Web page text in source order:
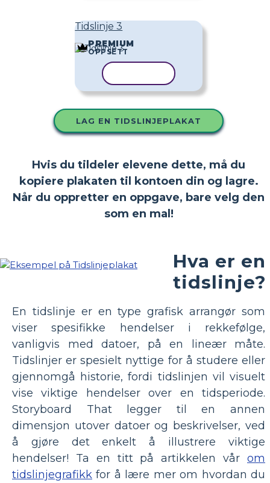
Tidslinje 3
PREMIUM
OPPSETT
LAG EN TIDSLINJEPLAKAT
Hvis du tildeler elevene dette, må du
kopiere plakaten til kontoen din og lagre.
Når du oppretter en oppgave, bare velg den
som en mal!
Hva er en
tidslinje?
En tidslinje er en type grafisk arrangør som
viser spesifikke hendelser i rekkefølge,
vanligvis med datoer, på en lineær måte.
Tidslinjer er spesielt nyttige for å studere eller
gjennomgå historie, fordi tidslinjen vil visuelt
vise viktige hendelser over en tidsperiode.
Storyboard That legger til en annen
dimensjon utover datoer og beskrivelser, ved
å gjøre det enkelt å illustrere viktige
hendelser! Ta en titt på artikkelen vår om
tidslinjegrafikk for å lære mer om hvordan du